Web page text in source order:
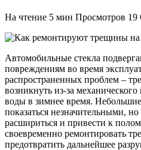
На чтение 5 мин Просмотров 19
Автомобильные стекла
повреждениям во время
распространенных проблем –
возникнуть из-за
воды в зимнее время.
показаться незначительными,
расшириться и привести к
своевременно ремонтировать
предотвратить дальнейшее